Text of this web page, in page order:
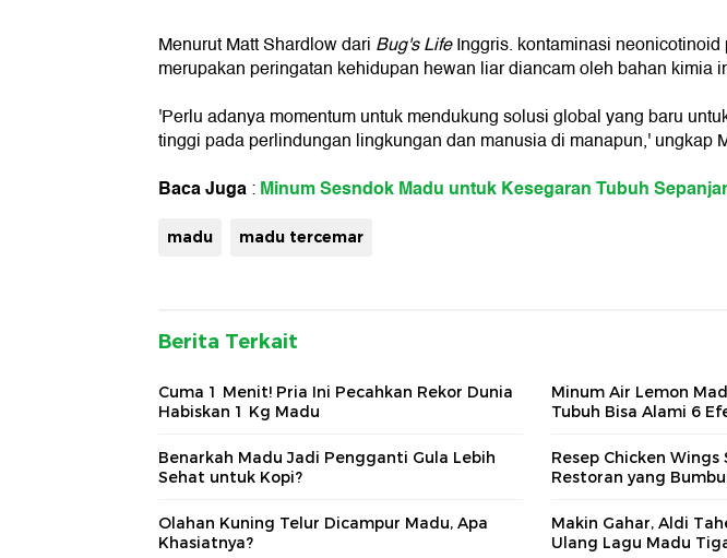
Menurut Matt Shardlow dari Bug's LifeInggris. kontaminasi neonicotinoid
merupakan peringatan kehidupan hewan liar diancam oleh bahan kimia
'Perlu adanya momentum untuk mendukung solusi global yang baru
tinggi pada perlindungan lingkungan dan manusia di manapun,' ungkap
Baca Juga:Minum Sesndok Madu untuk Kesegaran Tubuh
madu madu tercemar
Berita Terkait
Cuma 1 Menit! Pria Ini Pecahkan Rekor Dunia
Habiskan 1 Kg Madu
Minum Air Lemon
Tubuh Bisa Alami 6
Benarkah Madu Jadi Pengganti Gula Lebih
Sehat untuk Kopi?
Resep Chicken Wings
Restoran yang
Olahan Kuning Telur Dicampur Madu, Apa
Khasiatnya?
Makin Gahar, Aldi
Ulang Lagu Madu